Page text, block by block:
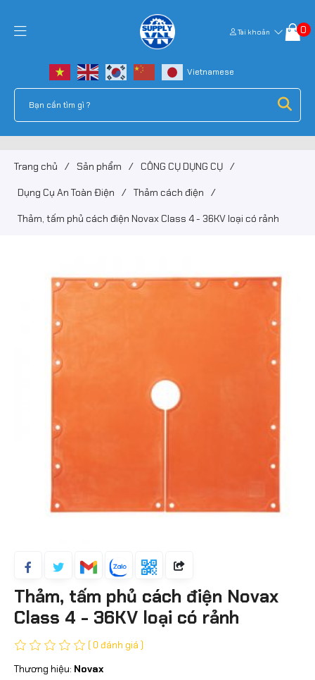
Tài khoản 0
Trang chủ / Sản phẩm / CÔNG CỤ DỤNG CỤ /
Dụng Cụ An Toàn Điện / Thảm cách điện /
Thảm, tấm phủ cách điện Novax Class 4 - 36KV loại có rảnh
Thảm, tấm phủ cách điện Novax
Class 4 - 36KV loại có rảnh
( 0 đánh giá )
Thương hiệu: Novax